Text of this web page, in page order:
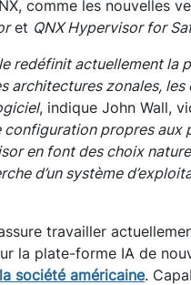
comme les nouvelles
et QNX Hypervisor for
redéfinit actuellement la
architectures zonales,
, indique John Wall,
configuration propres aux
en font des choix
d’un système
travailler
la plate-forme IA de
société américaine.